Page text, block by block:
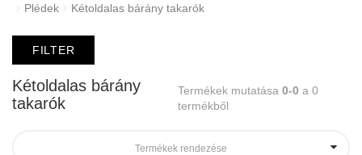
Plédek
Kétoldalas bárány takarók
FILTER
Kétoldalas bárány
takarók
Termékek mutatása 0-0 a 0
termékből
Termékek rendezése